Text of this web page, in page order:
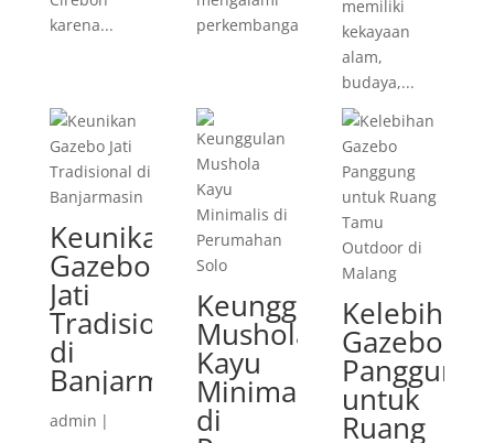
karena...
perkembangan...
memiliki
kekayaan
alam,
budaya,...
Keunikan
Gazebo
Jati
Tradisional
di
Banjarmasin
admin |
Keunggulan
Mushola
Kayu
Minimalis
di
Kelebihan
Gazebo
Panggung
untuk
Ruang